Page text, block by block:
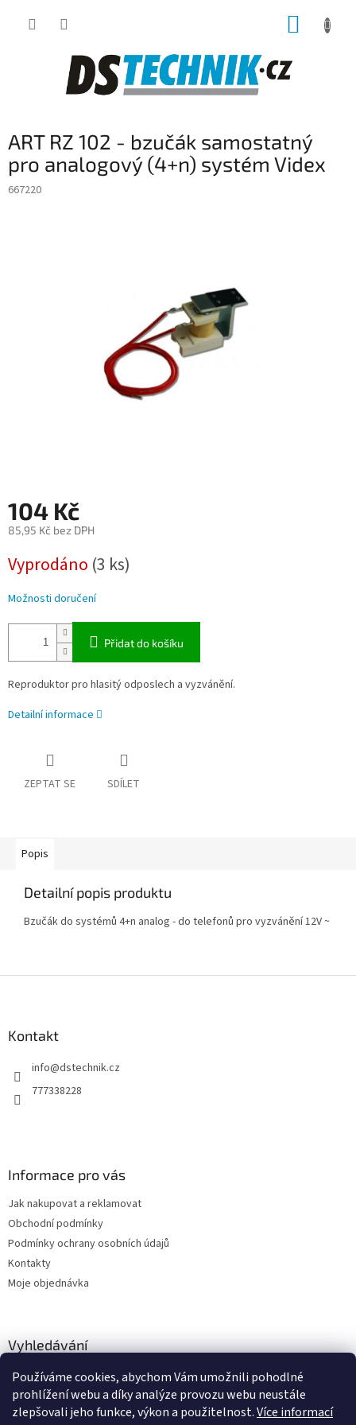
Používáme cookies, abychom Vám umožnili pohodlné
prohlížení webu a díky analýze provozu webu neustále
zlepšovali jeho funkce, výkon a použitelnost.Více informací
ART RZ 102 - bzučák samostatný
pro analogový (4+n) systém Videx
667220
104 Kč
85,95 Kč bez DPH
cena:
Vyprodáno (3 ks)
Možnosti doručení
Přidat do košíku
Reproduktor pro hlasitý odposlech a vyzvánění.
Detailní informace
ZEPTAT SE SDÍLET
Popis
Detailní popis produktu
Bzučák do systémů 4+n analog - do telefonů pro vyzvánění 12V ~
Kontakt
info@dstechnik.cz
777338228
Informace pro vás
Jak nakupovat a reklamovat
Obchodní podmínky
Podmínky ochrany osobních údajů
Kontakty
Moje objednávka
Vyhledávání
HLEDAT